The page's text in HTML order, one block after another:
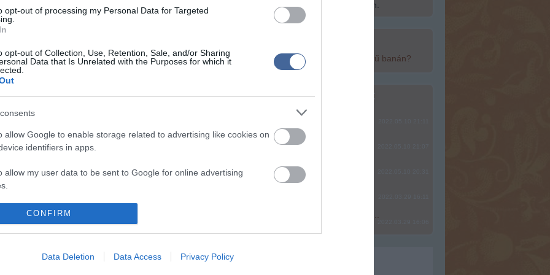
opt-out of processing my Personal Data for Targeted
opt-out of Collection, Use, Retention, Sale, and/or Sharing
Data that Is Unrelated with the Purposes for which it
allow Google to enable storage related to advertising like cookies on
identifiers in apps.
allow my user data to be sent to Google for online advertising
allow Google to send me personalized advertising.
identifiers in apps.
CONFIRM
Data Deletion Data Access Privacy Policy
latin ritmusokkal izzít Szentpéteri Csilla - képek és
A szerkesztőség mindössze a hírek publikációjával
tartalmazzák.
mások személyiségi jogainak és jó hírnevének
kommenteljenek!
Skrillex lép fel a Szabadság Szigetén.
Nem is olyan egészséges a népszerű banán?
top fórum témák:
Tanár Úr gyere, mindjárt lesz Lillád!
AZ IGAZSÁG SOHA NEM KÉSŐ
Mit szólsz? Ide minden baromságot...